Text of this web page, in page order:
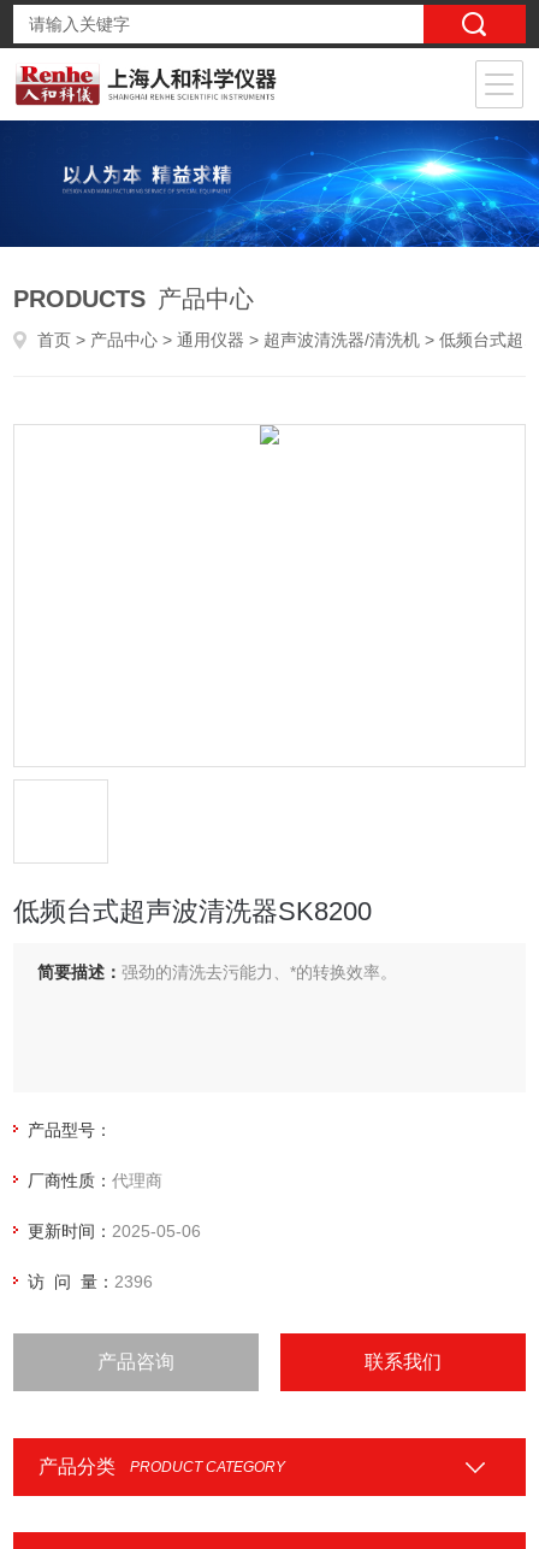
PRODUCTS 产品中心
首页 > 产品中心 >通用仪器 > 超声波清洗器/清洗机 > 低频台式超声波清洗器SK8200
低频台式超声波清洗器SK8200
简要描述：强劲的清洗去污能力、*的转换效率。
产品型号：
厂商性质：代理商
更新时间： 2025-05-06
访 问 量： 2396
产品咨询 联系我们
产品分类 PRODUCT CATEGORY